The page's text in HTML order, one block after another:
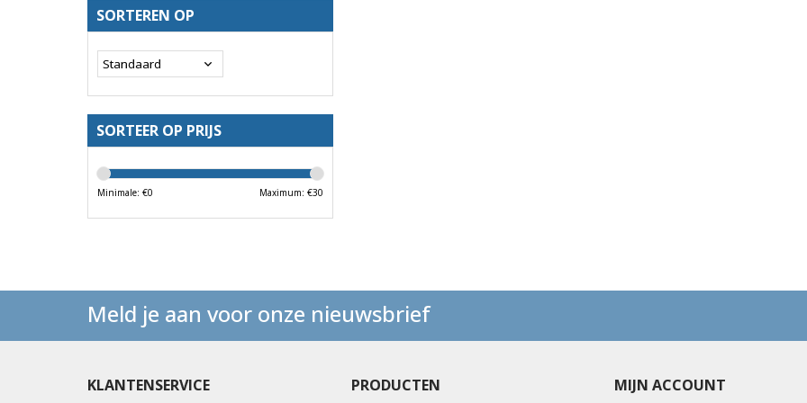
SORTEREN OP
SORTEER OP PRIJS
Minimale: €0 Maximum: €30
Meld je aan voor onze nieuwsbrief
KLANTENSERVICE PRODUCTEN MIJN ACCOUNT